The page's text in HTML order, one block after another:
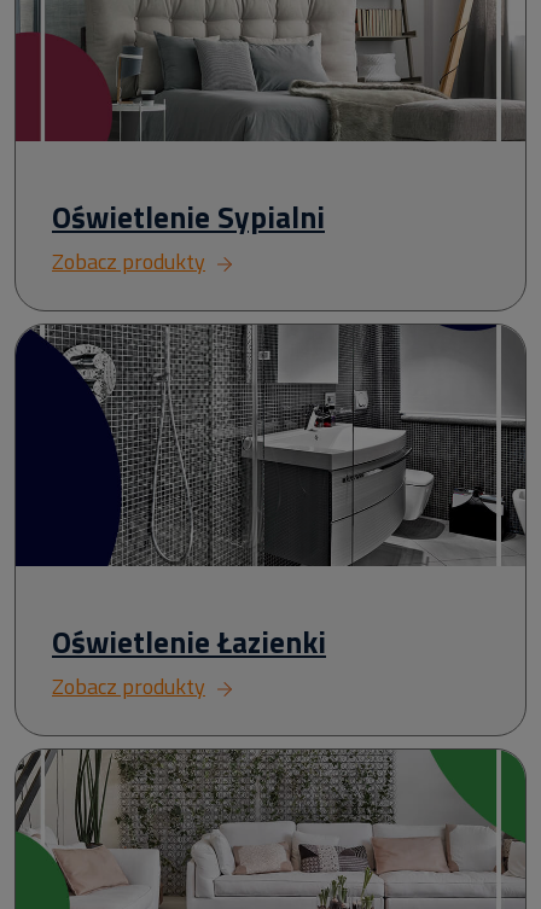
Oświetlenie Sypialni
Zobacz produkty
Oświetlenie Łazienki
Zobacz produkty